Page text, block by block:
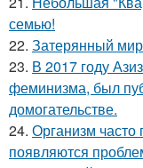
семью!
22. Затерянный
23. В 2017 году
феминизма, был
домогательстве.
24. Организм
появляются